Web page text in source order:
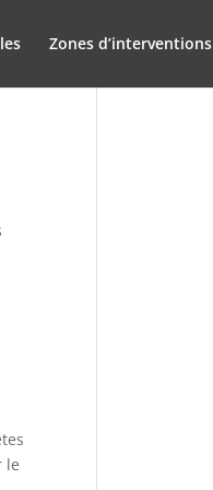
Zones d’interventions
le